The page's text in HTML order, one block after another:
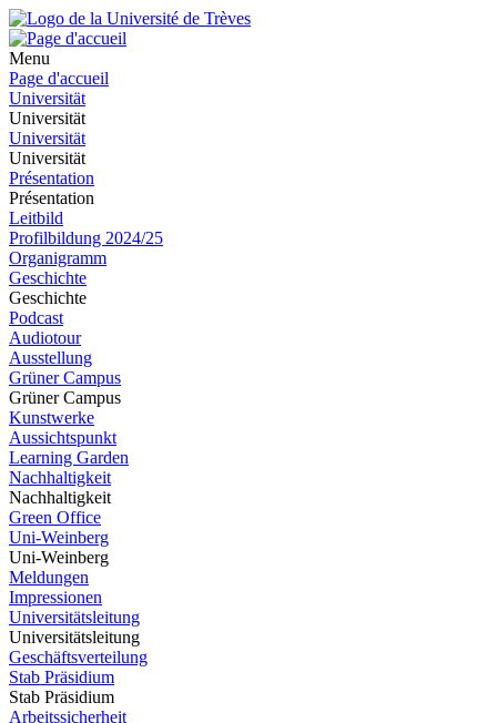
Menu
Page d'accueil
Universität
Universität
Universität
Universität
Présentation
Présentation
Leitbild
Profilbildung 2024/25
Organigramm
Geschichte
Geschichte
Podcast
Audiotour
Ausstellung
Grüner Campus
Grüner Campus
Kunstwerke
Aussichtspunkt
Learning Garden
Nachhaltigkeit
Nachhaltigkeit
Green Office
Uni-Weinberg
Uni-Weinberg
Meldungen
Impressionen
Universitätsleitung
Universitätsleitung
Geschäftsverteilung
Stab Präsidium
Stab Präsidium
Arbeitssicherheit